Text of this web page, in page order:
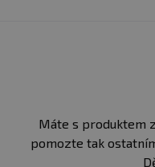
Máte s produktem
pomozte tak